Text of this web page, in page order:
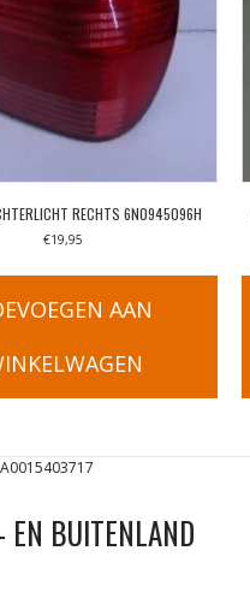
RECHTS 6N0945096H
€19,95
AAN
EN BUITENLAND